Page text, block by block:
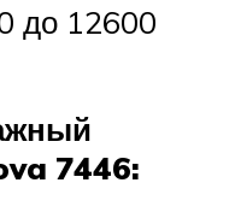
до 12600
7446: